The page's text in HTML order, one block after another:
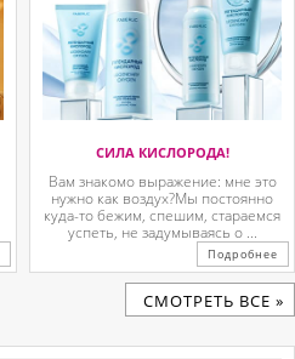
СИЛА КИСЛОРОДА!
Вам знакомо выражение: мне это
нужно как воздух?Мы постоянно
куда-то бежим, спешим, стараемся
успеть, не задумываясь о ...
Подробнее
CМОТРЕТЬ ВСЕ »